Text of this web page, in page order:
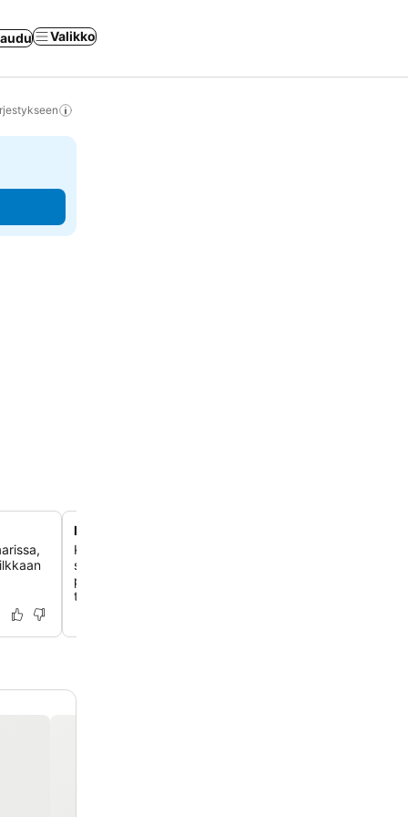
Valikko
Modernit, puhtaat jaetut suihkutilat
Käytä poikkeuksellisen puhtaita ja hyvin ylläpidettyjä
suihkukoppeja kellarikerroksessa, varustettuna
pyyhkeillä ja kylpytakeilla yksityisyyden ja mukavuuden
takaamiseksi.